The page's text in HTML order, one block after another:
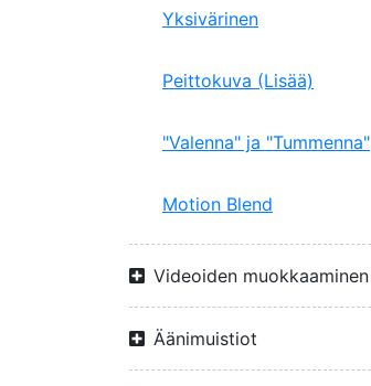
Yksivärinen
Peittokuva (Lisää)
"Valenna" ja "Tummenna"
Motion Blend
Videoiden muokkaaminen
Äänimuistiot